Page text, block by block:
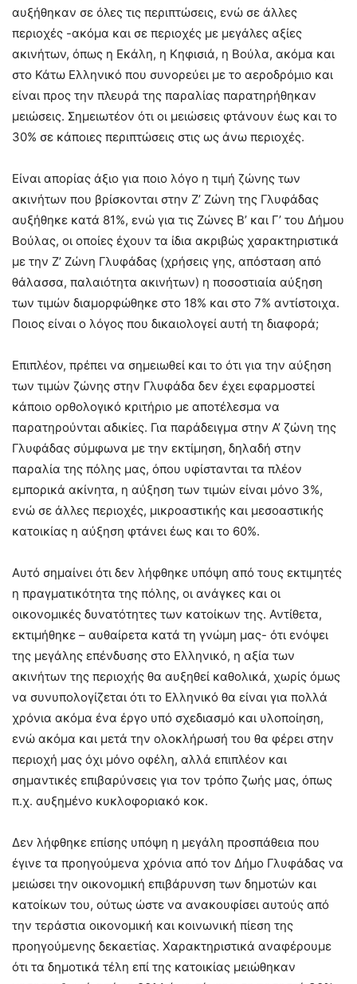
αυξήθηκαν σε όλες τις περιπτώσεις, ενώ σε άλλες
περιοχές -ακόμα και σε περιοχές με μεγάλες αξίες
ακινήτων, όπως η Εκάλη, η Κηφισιά, η Βούλα, ακόμα και
στο Κάτω Ελληνικό που συνορεύει με το αεροδρόμιο και
είναι προς την πλευρά της παραλίας παρατηρήθηκαν
μειώσεις. Σημειωτέον ότι οι μειώσεις φτάνουν έως και το
30% σε κάποιες περιπτώσεις στις ως άνω περιοχές.
Είναι απορίας άξιο για ποιο λόγο η τιμή ζώνης των
ακινήτων που βρίσκονται στην Ζ’ Ζώνη της Γλυφάδας
αυξήθηκε κατά 81%, ενώ για τις Ζώνες Β’ και Γ’ του Δήμου
Βούλας, οι οποίες έχουν τα ίδια ακριβώς χαρακτηριστικά
με την Ζ’ Ζώνη Γλυφάδας (χρήσεις γης, απόσταση από
θάλασσα, παλαιότητα ακινήτων) η ποσοστιαία αύξηση
των τιμών διαμορφώθηκε στο 18% και στο 7% αντίστοιχα.
Ποιος είναι ο λόγος που δικαιολογεί αυτή τη διαφορά;
Επιπλέον, πρέπει να σημειωθεί και το ότι για την αύξηση
των τιμών ζώνης στην Γλυφάδα δεν έχει εφαρμοστεί
κάποιο ορθολογικό κριτήριο με αποτέλεσμα να
παρατηρούνται αδικίες. Για παράδειγμα στην Α’ ζώνη της
Γλυφάδας σύμφωνα με την εκτίμηση, δηλαδή στην
παραλία της πόλης μας, όπου υφίστανται τα πλέον
εμπορικά ακίνητα, η αύξηση των τιμών είναι μόνο 3%,
ενώ σε άλλες περιοχές, μικροαστικής και μεσοαστικής
κατοικίας η αύξηση φτάνει έως και το 60%.
Αυτό σημαίνει ότι δεν λήφθηκε υπόψη από τους εκτιμητές
η πραγματικότητα της πόλης, οι ανάγκες και οι
οικονομικές δυνατότητες των κατοίκων της. Αντίθετα,
εκτιμήθηκε – αυθαίρετα κατά τη γνώμη μας- ότι ενόψει
της μεγάλης επένδυσης στο Ελληνικό, η αξία των
ακινήτων της περιοχής θα αυξηθεί καθολικά, χωρίς όμως
να συνυπολογίζεται ότι το Ελληνικό θα είναι για πολλά
χρόνια ακόμα ένα έργο υπό σχεδιασμό και υλοποίηση,
ενώ ακόμα και μετά την ολοκλήρωσή του θα φέρει στην
περιοχή μας όχι μόνο οφέλη, αλλά επιπλέον και
σημαντικές επιβαρύνσεις για τον τρόπο ζωής μας, όπως
π.χ. αυξημένο κυκλοφοριακό κοκ.
Δεν λήφθηκε επίσης υπόψη η μεγάλη προσπάθεια που
έγινε τα προηγούμενα χρόνια από τον Δήμο Γλυφάδας να
μειώσει την οικονομική επιβάρυνση των δημοτών και
κατοίκων του, ούτως ώστε να ανακουφίσει αυτούς από
την τεράστια οικονομική και κοινωνική πίεση της
προηγούμενης δεκαετίας. Χαρακτηριστικά αναφέρουμε
ότι τα δημοτικά τέλη επί της κατοικίας μειώθηκαν